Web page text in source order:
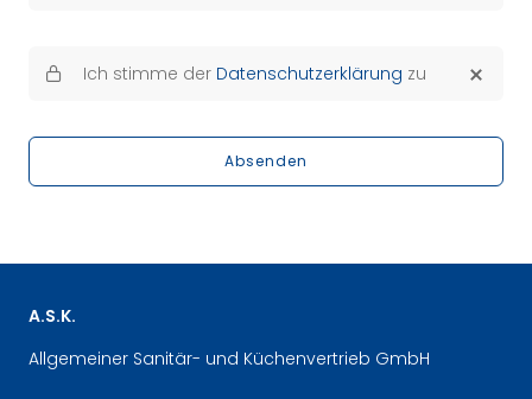
Ich stimme der Datenschutzerklärung zu
Absenden
A.S.K.
Allgemeiner Sanitär- und Küchenvertrieb GmbH